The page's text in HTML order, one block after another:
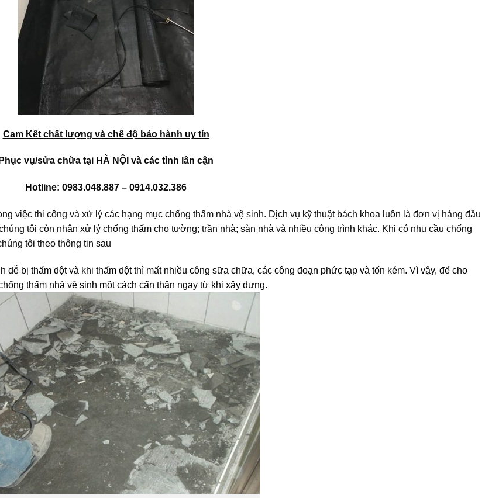
Cam Kết chất lượng và chế độ bảo hành uy tín
Phục vụ/sửa chữa tại HÀ NỘI và các tỉnh lân cận
Hotline: 0983.048.887 – 0914.032.386
việc thi công và xử lý các hạng mục chống thấm nhà vệ sinh. Dịch vụ kỹ thuật bách khoa luôn là đơn vị hàng đầu
tôi còn nhận xử lý chống thấm cho tường; trần nhà; sàn nhà và nhiều công trình khác. Khi có nhu cầu chống
tôi theo thông tin sau
bị thấm dột và khi thấm dột thì mất nhiều công sữa chữa, các công đoạn phức tạp và tốn kém. Vì vậy, để cho
thấm nhà vệ sinh một cách cẩn thận ngay từ khi xây dựng.